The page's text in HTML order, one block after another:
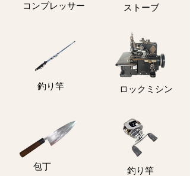
コンプレッサー ストーブ
釣り竿 ロックミシン
包丁 釣り竿